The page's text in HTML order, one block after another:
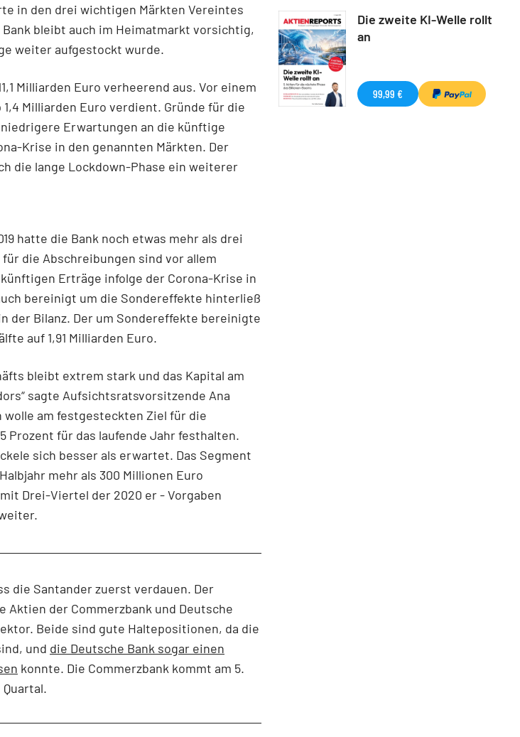
in den drei wichtigen Märkten Vereintes
Bank bleibt auch im Heimatmarkt vorsichtig,
weiter aufgestockt wurde.
Milliarden Euro verheerend aus. Vor einem
Milliarden Euro verdient. Gründe für die
Erwartungen an die künftige
Krise in den genannten Märkten. Der
die lange Lockdown-Phase ein weiterer
hatte die Bank noch etwas mehr als drei
die Abschreibungen sind vor allem
Erträge infolge der Corona-Krise in
bereinigt um die Sondereffekte hinterließ
der Bilanz. Der um Sondereffekte bereinigte
auf 1,91 Milliarden Euro.
bleibt extrem stark und das Kapital am
sagte Aufsichtsratsvorsitzende Ana
am festgesteckten Ziel für die
Prozent für das laufende Jahr festhalten.
sich besser als erwartet. Das Segment
mehr als 300 Millionen Euro
Drei-Viertel der 2020 er - Vorgaben
die Santander zuerst verdauen. Der
Aktien der Commerzbank und Deutsche
Beide sind gute Haltepositionen, da die
und die Deutsche Bank sogar einen
konnte. Die Commerzbank kommt am 5.
Die zweite KI-Welle rollt
an
99,99 €